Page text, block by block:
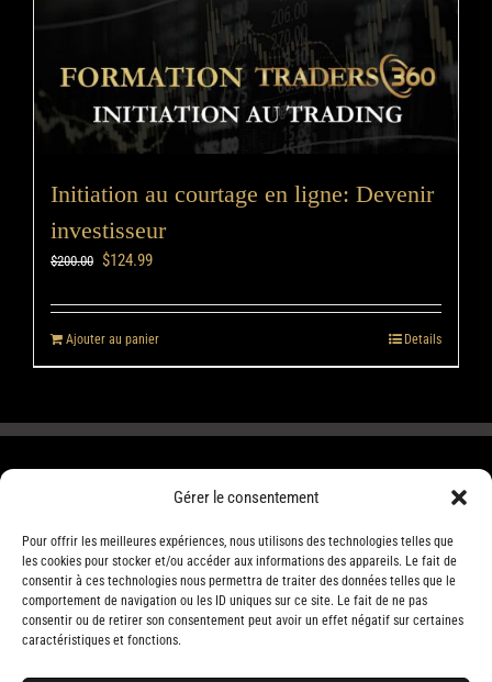
Gérer le consentement
Pour offrir les meilleures expériences, nous utilisons des technologies telles que
les cookies pour stocker et/ou accéder aux informations des appareils. Le fait de
consentir à ces technologies nous permettra de traiter des données telles que le
comportement de navigation ou les ID uniques sur ce site. Le fait de ne pas
consentir ou de retirer son consentement peut avoir un effet négatif sur certaines
caractéristiques et fonctions.
Initiation au courtage en ligne: Devenir
investisseur
$200.00 $124.99
Ajouter au panier Details